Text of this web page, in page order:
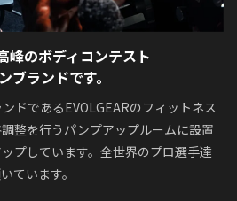
峰のボディコンテスト
ブランドです。
ドであるEVOLGEARのフィットネス
整を行うパンプアップルームに設置
プしています。全世界のプロ選手達
ています。